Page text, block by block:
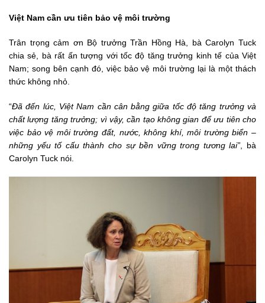
Việt Nam cần ưu tiên bảo vệ môi trường
Trân trọng cảm ơn Bộ trưởng Trần Hồng Hà, bà Carolyn Tuck
chia sẻ, bà rất ấn tượng với tốc độ tăng trưởng kinh tế của Việt
Nam; song bên cạnh đó, việc bảo vệ môi trường lại là một thách
thức không nhỏ.
“Đã đến lúc, Việt Nam cần cân bằng giữa tốc độ tăng trưởng và
chất lượng tăng trưởng; vì vậy, cần tạo không gian để ưu tiên cho
việc bảo vệ môi trường đất, nước, không khí, môi trường biển –
những yếu tố cấu thành cho sự bền vững trong tương lai” , bà
Carolyn Tuck nói.